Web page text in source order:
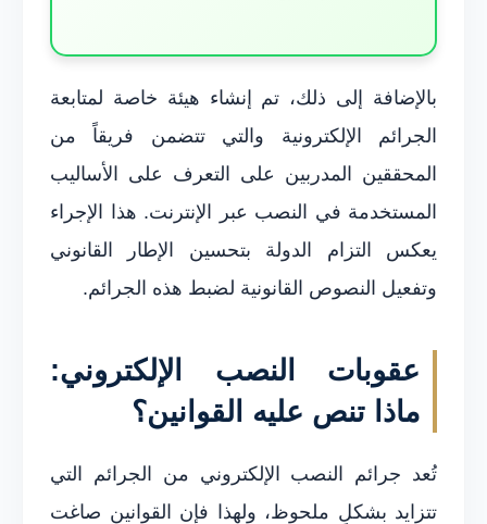
بالإضافة إلى ذلك، تم إنشاء هيئة خاصة لمتابعة
الجرائم الإلكترونية والتي تتضمن فريقاً من
المحققين المدربين على التعرف على الأساليب
المستخدمة في النصب عبر الإنترنت. هذا الإجراء
يعكس التزام الدولة بتحسين الإطار القانوني
وتفعيل النصوص القانونية لضبط هذه الجرائم.
عقوبات النصب الإلكتروني:
ماذا تنص عليه القوانين؟
تُعد جرائم النصب الإلكتروني من الجرائم التي
تتزايد بشكلٍ ملحوظ، ولهذا فإن القوانين صاغت